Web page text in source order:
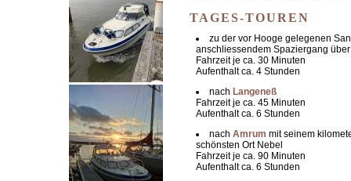
TAGES-TOUREN
zu der vor Hooge gelegenen
anschliessendem Spaziergang
Fahrzeit je ca. 30 Minuten
Aufenthalt ca. 4 Stunden
nach Langeneß
Fahrzeit je ca. 45 Minuten
Aufenthalt ca. 6 Stunden
nach Amrum mit seinem
schönsten Ort Nebel
Fahrzeit je ca. 90 Minuten
Aufenthalt ca. 6 Stunden